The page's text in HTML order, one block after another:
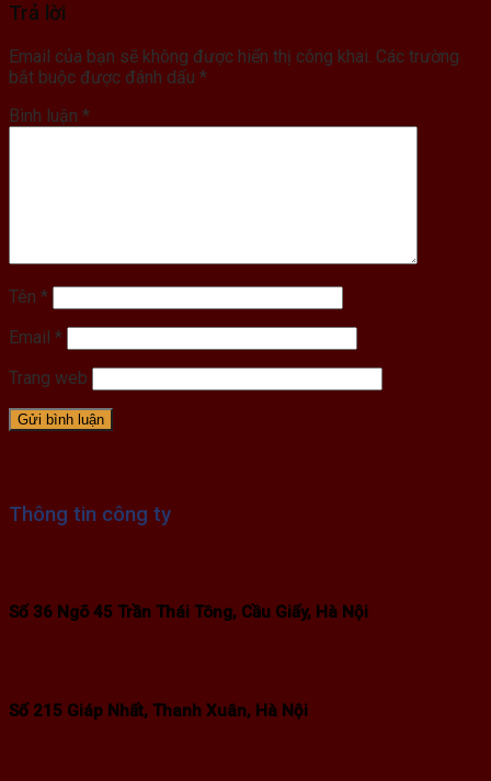
Trả lời
Email của bạn sẽ không được hiển thị công khai. Các trường
bắt buộc được đánh dấu *
Bình luận *
Tên *
Email *
Trang web
Thông tin công ty
Số 36 Ngõ 45 Trần Thái Tông, Cầu Giấy, Hà Nội
Số 215 Giáp Nhất, Thanh Xuân, Hà Nội